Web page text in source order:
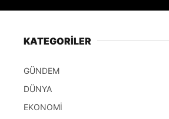
KATEGORİLER
GÜNDEM
DÜNYA
EKONOMİ